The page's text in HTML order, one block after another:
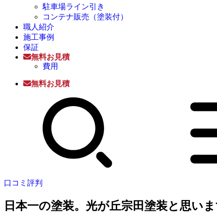
駐車場ライン引き
コンテナ販売（塗装付）
職人紹介
施工事例
保証
無料お見積
費用
無料お見積
口コミ評判
日本一の塗装。光が丘宗田塗装と思い